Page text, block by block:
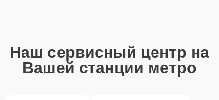
Наш сервисный центр на
Вашей станции метро